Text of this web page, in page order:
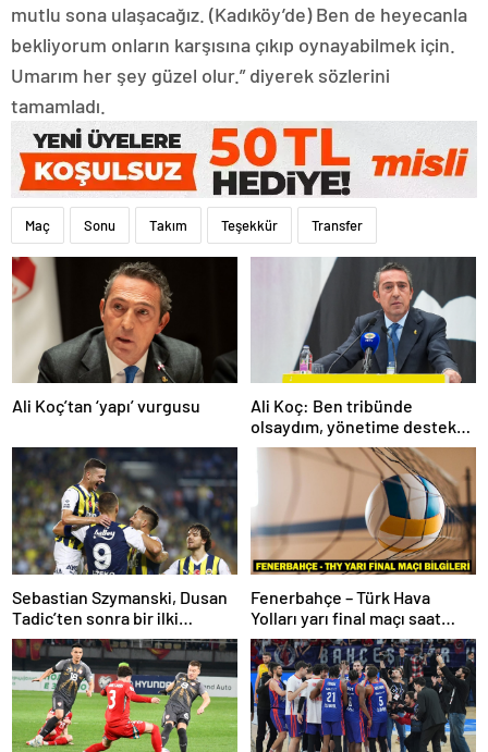
mutlu sona ulaşacağız. (Kadıköy’de) Ben de heyecanla
bekliyorum onların karşısına çıkıp oynayabilmek için.
Umarım her şey güzel olur.” diyerek sözlerini
tamamladı.
Maç Sonu Takım Teşekkür Transfer
Ali Koç’tan ‘yapı’ vurgusu
Ali Koç: Ben tribünde
olsaydım, yönetime destek
olurdum
Sebastian Szymanski, Dusan
Tadic’ten sonra bir ilki
gerçekleştirecek
Fenerbahçe – Türk Hava
Yolları yarı final maçı saat
kaçta, hangi kanalda? Kupa
Voley dörtlü final heyecanı!